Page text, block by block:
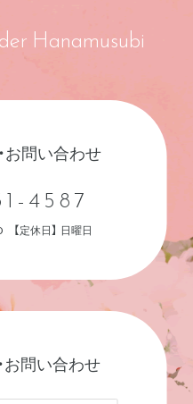
Hanamusubi
お問い合わせ
4587
【定休日】 日曜日
お問い合わせ